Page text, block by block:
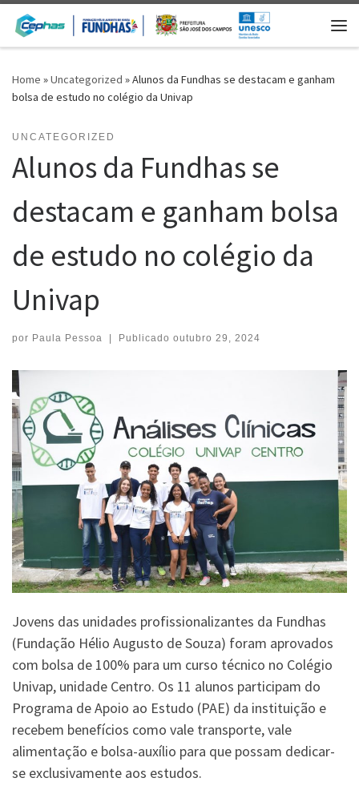
Skip to content
Home »Uncategorized »Alunos da Fundhas se destacam e ganham
bolsa de estudo no colégio da Univap
UNCATEGORIZED
Alunos da Fundhas se
destacam e ganham bolsa
de estudo no colégio da
Univap
por Paula Pessoa | Publicado outubro 29, 2024
Jovens das unidades profissionalizantes da Fundhas
(Fundação Hélio Augusto de Souza) foram aprovados
com bolsa de 100% para um curso técnico no Colégio
Univap, unidade Centro. Os 11 alunos participam do
Programa de Apoio ao Estudo (PAE) da instituição e
recebem benefícios como vale transporte, vale
alimentação e bolsa-auxílio para que possam dedicar-
se exclusivamente aos estudos.